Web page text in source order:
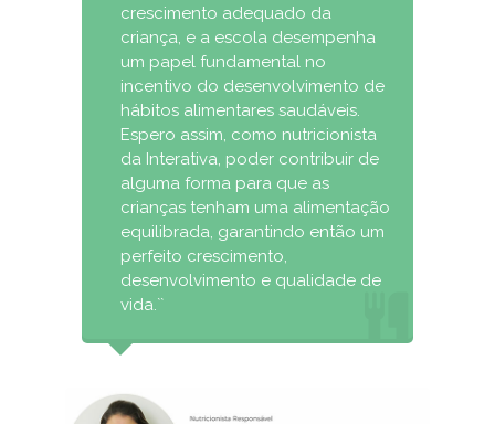
crescimento adequado da
criança, e a escola desempenha
um papel fundamental no
incentivo do desenvolvimento de
hábitos alimentares saudáveis.
Espero assim, como nutricionista
da Interativa, poder contribuir de
alguma forma para que as
crianças tenham uma alimentação
equilibrada, garantindo então um
perfeito crescimento,
desenvolvimento e qualidade de
vida.``